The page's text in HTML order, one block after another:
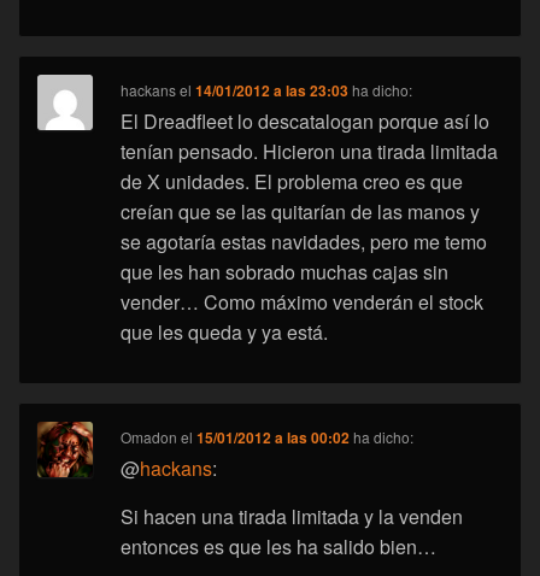
hackansel14/01/2012 a las 23:03 ha dicho:
El Dreadfleet lo descatalogan porque así lo
tenían pensado. Hicieron una tirada limitada
de X unidades. El problema creo es que
creían que se las quitarían de las manos y
se agotaría estas navidades, pero me temo
que les han sobrado muchas cajas sin
vender… Como máximo venderán el stock
que les queda y ya está.
Omadon el15/01/2012 a las 00:02 ha dicho:
@hackans:
Si hacen una tirada limitada y la venden
entonces es que les ha salido bien…